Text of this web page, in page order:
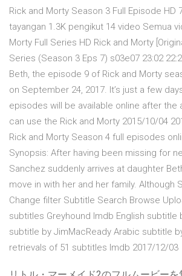
Rick and Morty Season 3 Full Episode HD
tayangan 1.3K pengikut 14 video Semua
Morty Full Series HD Rick and Morty
Series (Season 3 Eps 7) s03e07 23:02
Beth, the episode 9 of Rick and Morty
on September 24, 2017. It’s just a few
episodes will be available online after the
can use the Rick and Morty 2015/10/04
Rick and Morty Season 4 full episodes
Synopsis: After having been missing for
Sanchez suddenly arrives at daughter
move in with her and her family. Although
Change filter Subtitle Search Browse
subtitles Greyhound Imdb English subtitle
subtitle by JimMacReady Arabic subtitle
retrievals of 51 subtitles Imdb 2017/12/03